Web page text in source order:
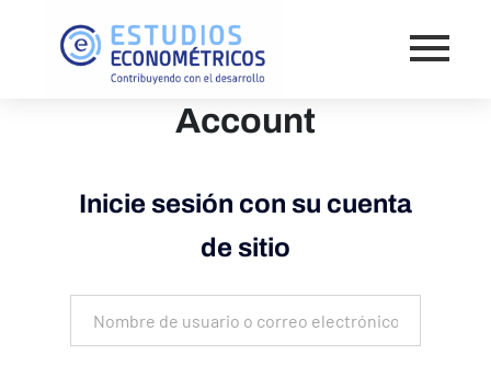
Account
Inicie sesión con su cuenta
de sitio